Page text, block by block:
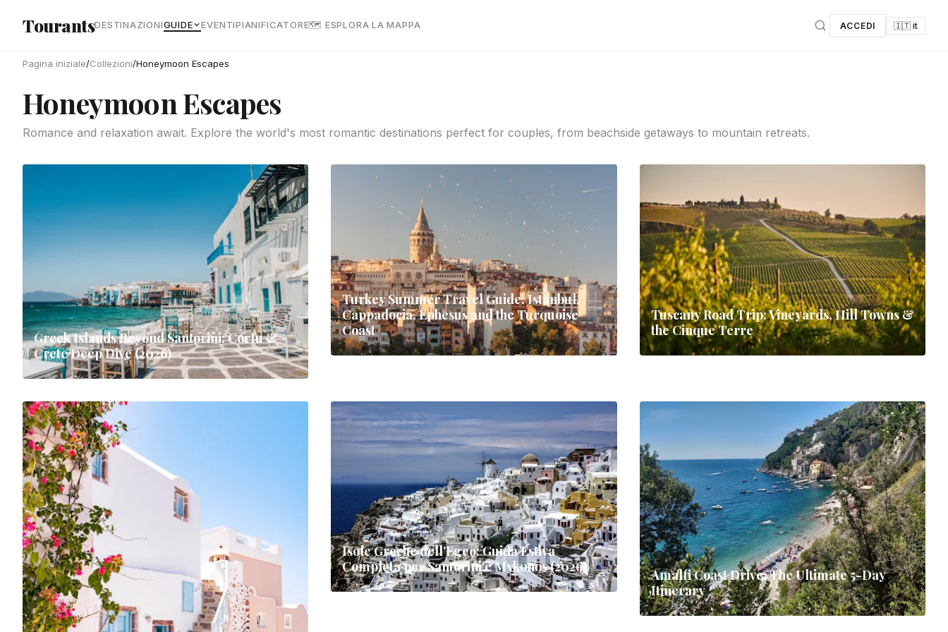
TourantsDESTINAZIONIGUIDE EVENTIPIANIFICATORE🗺 ESPLORA LA MAPPA ACCEDI 🇮🇹 it
Pagina iniziale/Collezioni/Honeymoon Escapes
Honeymoon Escapes
Romance and relaxation await. Explore the world's most romantic destinations perfect for couples, from beachside getaways to mountain retreats.
Greek Islands Beyond Santorini: Corfu &
Crete Deep Dive (2026)
Turkey Summer Travel Guide: Istanbul,
Cappadocia, Ephesus and the Turquoise
Coast
Tuscany Road Trip: Vineyards, Hill Towns &
the Cinque Terre
Isole Greche dell'Egeo: Guida Estiva
Completa per Santorini e Mykonos (2026)
Amalfi Coast Drive: The Ultimate 5-Day
Itinerary